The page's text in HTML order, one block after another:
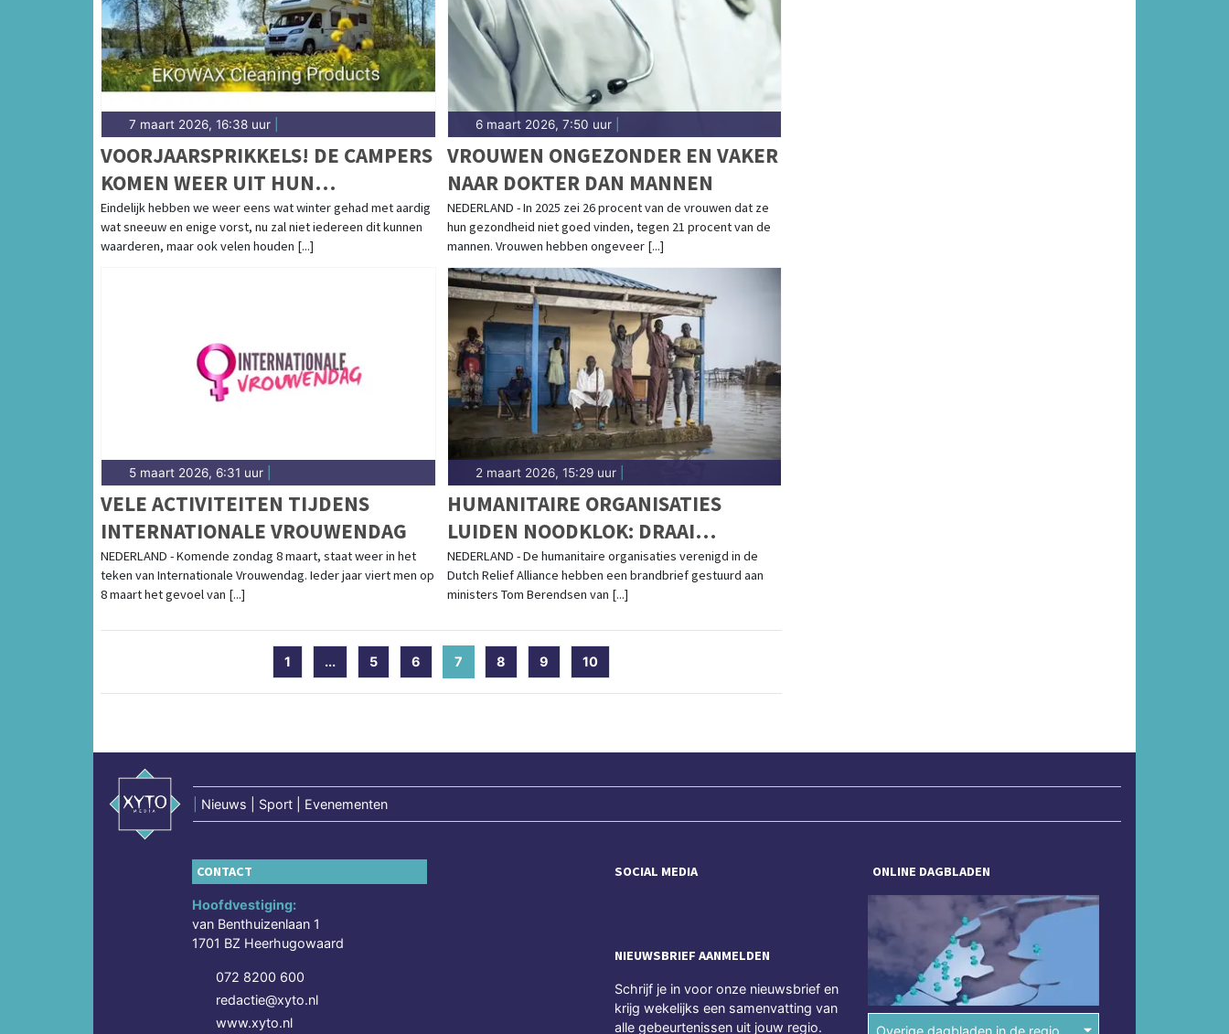
7 maart 2026, 16:38 uur
VOORJAARSPRIKKELS! DE CAMPERS
KOMEN WEER UIT HUN
WINTERSLAAP
Eindelijk hebben we weer eens wat winter gehad met aardig
wat sneeuw en enige vorst, nu zal niet iedereen dit kunnen
waarderen, maar ook velen houden [...]
6 maart 2026, 7:50 uur|
VROUWEN ONGEZONDER EN VAKER
NAAR DOKTER DAN MANNEN
NEDERLAND - In 2025 zei 26 procent van de vrouwen dat ze
hun gezondheid niet goed vinden, tegen 21 procent van de
mannen. Vrouwen hebben ongeveer [...]
5 maart 2026, 6:31 uur
VELE ACTIVITEITEN TIJDENS
INTERNATIONALE VROUWENDAG
NEDERLAND - Komende zondag 8 maart, staat weer in het
teken van Internationale Vrouwendag. Ieder jaar viert men op
8 maart het gevoel van [...]
2 maart 2026, 15:29 uur|
HUMANITAIRE ORGANISATIES
LUIDEN NOODKLOK: DRAAI
SLUITING AMBASSADE ZUID-
SOEDAN TERUG
NEDERLAND - De humanitaire organisaties verenigd in de
Dutch Relief Alliance hebben een brandbrief gestuurd aan
ministers Tom Berendsen van [...]
1 ... 5 6 7 (current)
8 9 10
Nieuws | Sport | Evenementen
CONTACT
Hoofdvestiging:
van Benthuizenlaan 1
1701 BZ Heerhugowaard
072 8200 600
redactie@xyto.nl
www.xyto.nl
SOCIAL MEDIA
NIEUWSBRIEF AANMELDEN
Schrijf je in voor onze nieuwsbrief en
krijg wekelijks een samenvatting van
alle gebeurtenissen uit jouw regio.
ONLINE DAGBLADEN
Overige dagbladen in de regio